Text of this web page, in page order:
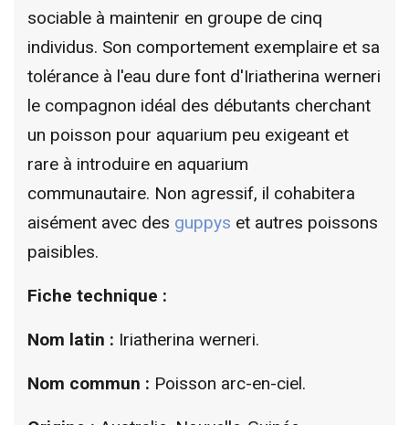
sociable à maintenir en groupe de cinq
individus. Son comportement exemplaire et sa
tolérance à l'eau dure font d'Iriatherina werneri
le compagnon idéal des débutants cherchant
un poisson pour aquarium peu exigeant et
rare à introduire en aquarium
communautaire. Non agressif, il cohabitera
aisément avec des guppys et autres poissons
paisibles.
Fiche technique :
Nom latin : Iriatherina werneri.
Nom commun : Poisson arc-en-ciel.